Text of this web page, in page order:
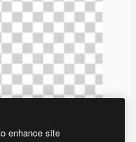
enhance site